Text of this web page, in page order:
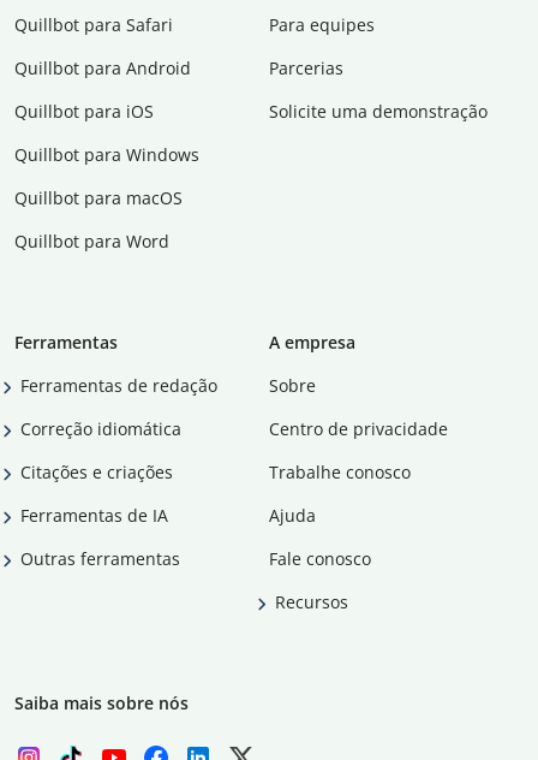
Quillbot para Safari
Quillbot para Android
Quillbot para iOS
Quillbot para Windows
Quillbot para macOS
Quillbot para Word
Para equipes
Parcerias
Solicite uma demonstração
Ferramentas
Ferramentas de redação
Correção idiomática
Citações e criações
Ferramentas de IA
Outras ferramentas
A empresa
Sobre
Centro de privacidade
Trabalhe conosco
Ajuda
Fale conosco
Recursos
Saiba mais sobre nós